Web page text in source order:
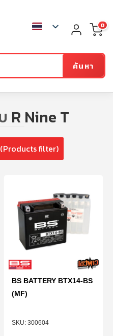
ค้นหา
0
R Nine T
filter)
300604
BS BATTERY BTX14-BS
(MF)